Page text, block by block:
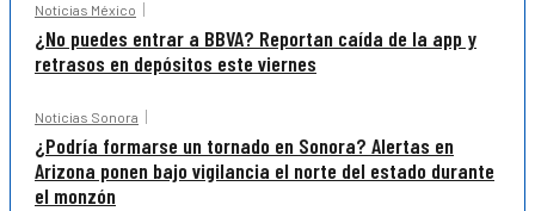
Noticias México
¿No puedes entrar a BBVA? Reportan caída de la app y
retrasos en depósitos este viernes
Noticias Sonora
¿Podría formarse un tornado en Sonora? Alertas en
Arizona ponen bajo vigilancia el norte del estado durante
el monzón